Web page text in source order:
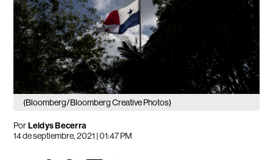
(Bloomberg/Bloomberg Creative Photos)
PorLeidys Becerra
14 de septiembre, 2021 | 01:47 PM